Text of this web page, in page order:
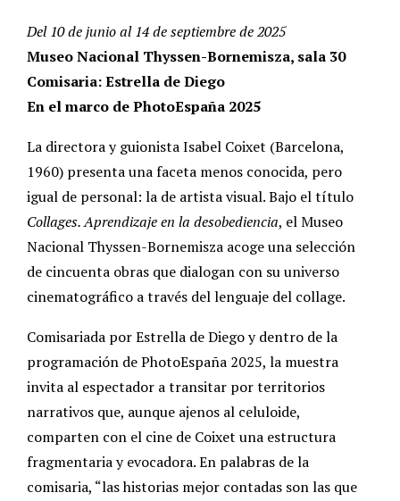
Del 10 de junio al 14 de septiembre de 2025
Museo Nacional Thyssen-Bornemisza, sala 30
Comisaria: Estrella de Diego
En el marco de PhotoEspaña 2025
La directora y guionista Isabel Coixet (Barcelona,
1960) presenta una faceta menos conocida, pero
igual de personal: la de artista visual. Bajo el título
Collages. Aprendizaje en la desobediencia, el Museo
Nacional Thyssen-Bornemisza acoge una selección
de cincuenta obras que dialogan con su universo
cinematográfico a través del lenguaje del collage.
Comisariada por Estrella de Diego y dentro de la
programación de PhotoEspaña 2025, la muestra
invita al espectador a transitar por territorios
narrativos que, aunque ajenos al celuloide,
comparten con el cine de Coixet una estructura
fragmentaria y evocadora. En palabras de la
comisaria, “las historias mejor contadas son las que